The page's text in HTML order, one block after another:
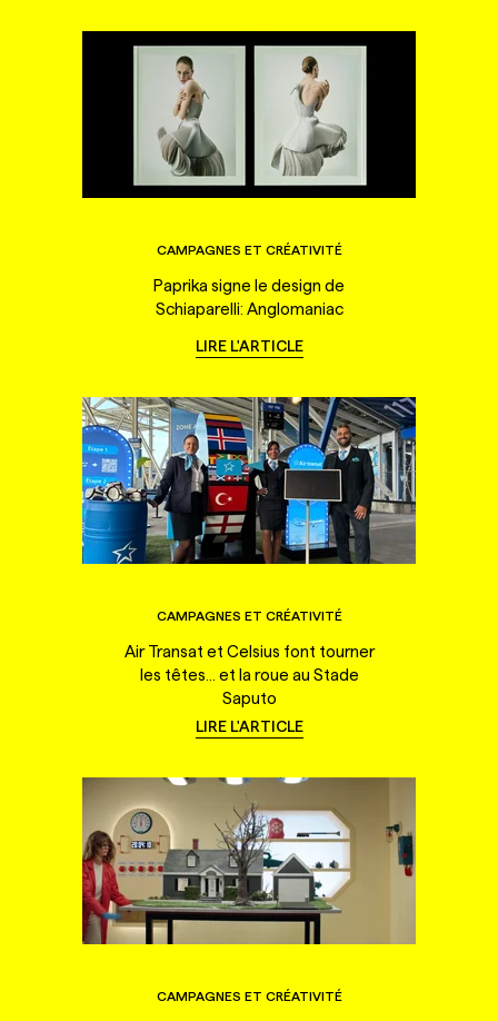
CAMPAGNES ET CRÉATIVITÉ
Paprika signe le design de
Schiaparelli: Anglomaniac
LIRE L'ARTICLE
CAMPAGNES ET CRÉATIVITÉ
Air Transat et Celsius font tourner
les têtes... et la roue au Stade
Saputo
LIRE L'ARTICLE
CAMPAGNES ET CRÉATIVITÉ